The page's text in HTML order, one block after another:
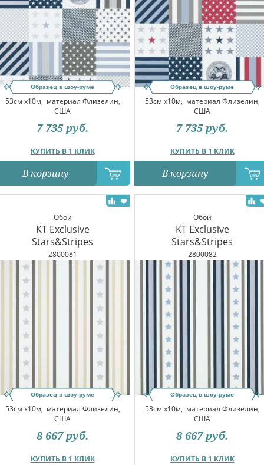
Образец в шоу-руме
53см x10м, материал Флизелин,
США
КУПИТЬ В 1 КЛИК
7 735 руб.
В корзину
Образец в шоу-руме
53см x10м, материал Флизелин,
США
КУПИТЬ В 1 КЛИК
7 735 руб.
В корзину
Обои
KT Exclusive
Stars&Stripes
2800081
Образец в шоу-руме
53см x10м, материал Флизелин,
США
КУПИТЬ В 1 КЛИК
8 667 руб.
Обои
KT Exclusive
Stars&Stripes
2800082
Образец в шоу-руме
53см x10м, материал Флизелин,
США
КУПИТЬ В 1 КЛИК
8 667 руб.